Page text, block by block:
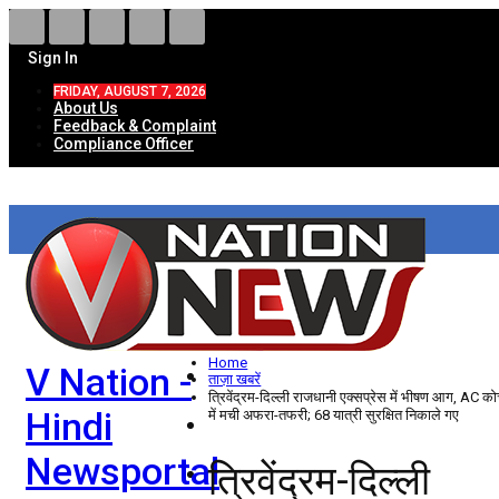
Sign In
FRIDAY, AUGUST 7, 2026
About Us
Feedback & Complaint
Compliance Officer
V Nation -
Hindi
Newsportal
HOME
ताज़ा खबरें
देश
विदेश
राज्य
उत्तर प्रदेश
Home
ताज़ा खबरें
त्रिवेंद्रम-दिल्ली राजधानी एक्सप्रेस में भीषण आग, AC
में मची अफरा-तफरी; 68 यात्री सुरक्षित निकाले गए
त्रिवेंद्रम-दिल्ली